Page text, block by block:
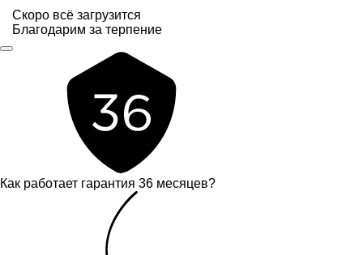
Скоро всё загрузится
Благодарим за терпение
Как работает гарантия 36 месяцев?